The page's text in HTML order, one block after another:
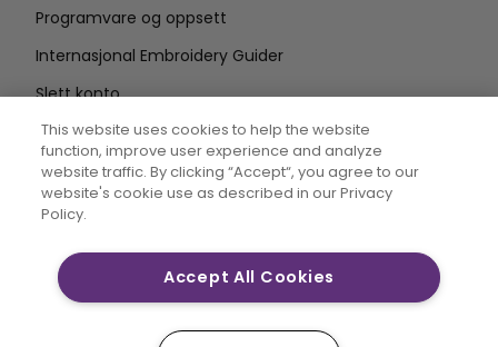
Programvare og oppsett
Internasjonal Embroidery Guider
Slett konto
Skriv inn e-
postadresse
CREATIVATE og MYSEWNET er eksklusive varemerker for
This website uses cookies to help the website
function, improve user experience and analyze
website traffic. By clicking “Accept“, you agree to our
website's cookie use as described in our Privacy
Policy.
Accept All Cookies